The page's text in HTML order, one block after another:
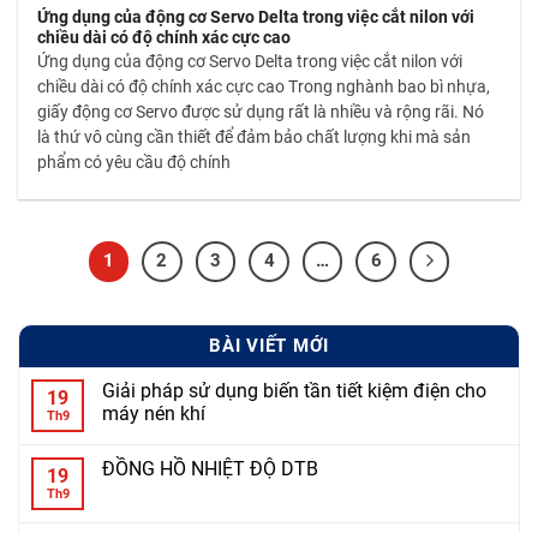
BÀI VIẾT MỚI
19
Th9
Giải pháp sử dụng biến tần tiết kiệm điện cho
máy nén khí
19
Th9
ĐỒNG HỒ NHIỆT ĐỘ DTB
Ứng dụng của động cơ Servo Delta trong việc cắt nilon với
chiều dài có độ chính xác cực cao
Ứng dụng của động cơ Servo Delta trong việc cắt nilon với
chiều dài có độ chính xác cực cao Trong nghành bao bì nhựa,
giấy động cơ Servo được sử dụng rất là nhiều và rộng rãi. Nó
là thứ vô cùng cần thiết để đảm bảo chất lượng khi mà sản
phẩm có yêu cầu độ chính
1 2 3 4 … 6